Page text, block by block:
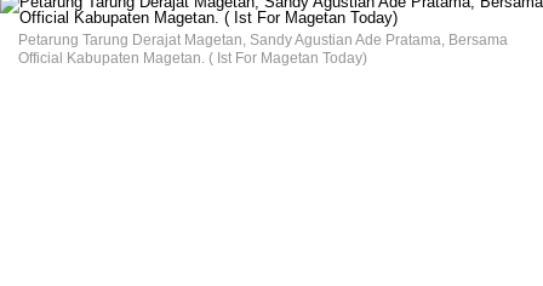
Petarung Tarung Derajat Magetan, Sandy Agustian Ade Pratama, Bersama
Official Kabupaten Magetan. ( Ist For Magetan Today)